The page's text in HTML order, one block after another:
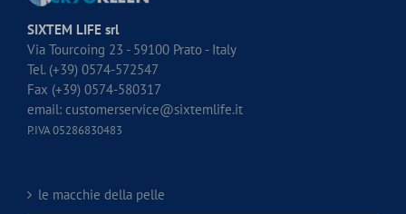
SIXTEM LIFE srl
Via Tourcoing 23 - 59100 Prato - Italy
Tel. (+39) 0574-572547
Fax (+39) 0574-580317
email: customerservice@sixtemlife.it
P.IVA 05286830483
le macchie della pelle